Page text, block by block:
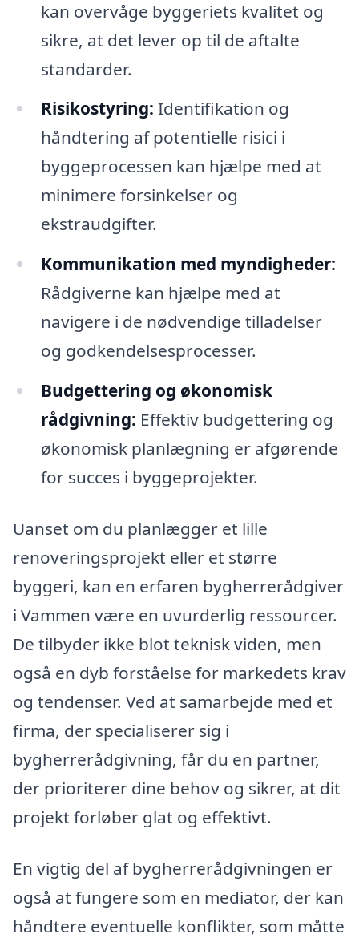
kan overvåge byggeriets kvalitet og
sikre, at det lever op til de aftalte
standarder.
Risikostyring: Identifikation og
håndtering af potentielle risici i
byggeprocessen kan hjælpe med at
minimere forsinkelser og
ekstraudgifter.
Kommunikation med myndigheder:
Rådgiverne kan hjælpe med at
navigere i de nødvendige tilladelser
og godkendelsesprocesser.
Budgettering og økonomisk
rådgivning: Effektiv budgettering og
økonomisk planlægning er afgørende
for succes i byggeprojekter.
Uanset om du planlægger et lille
renoveringsprojekt eller et større
byggeri, kan en erfaren bygherrerådgiver
i Vammen være en uvurderlig ressourcer.
De tilbyder ikke blot teknisk viden, men
også en dyb forståelse for markedets krav
og tendenser. Ved at samarbejde med et
firma, der specialiserer sig i
bygherrerådgivning, får du en partner,
der prioriterer dine behov og sikrer, at dit
projekt forløber glat og effektivt.
En vigtig del af bygherrerådgivningen er
også at fungere som en mediator, der kan
håndtere eventuelle konflikter, som måtte